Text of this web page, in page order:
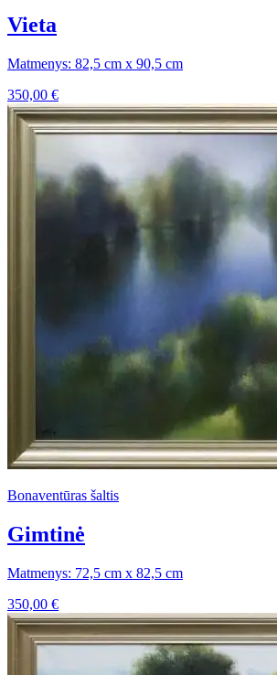
Vieta
Matmenys: 82,5 cm x 90,5 cm
350,00 €
Bonaventūras šaltis
Gimtinė
Matmenys: 72,5 cm x 82,5 cm
350,00 €